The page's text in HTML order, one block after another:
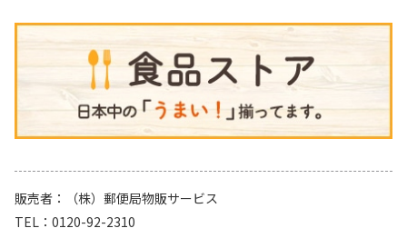
販売者
（株）郵便局物販サービス
TEL
0120-92-2310